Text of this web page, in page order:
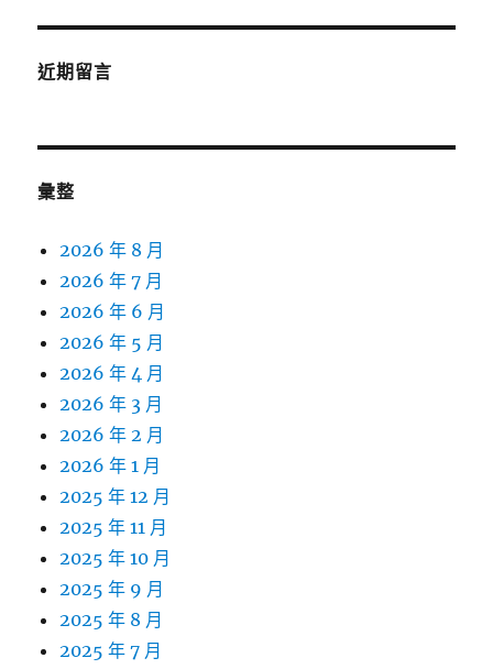
近期留言
彙整
2026 年 8 月
2026 年 7 月
2026 年 6 月
2026 年 5 月
2026 年 4 月
2026 年 3 月
2026 年 2 月
2026 年 1 月
2025 年 12 月
2025 年 11 月
2025 年 10 月
2025 年 9 月
2025 年 8 月
2025 年 7 月